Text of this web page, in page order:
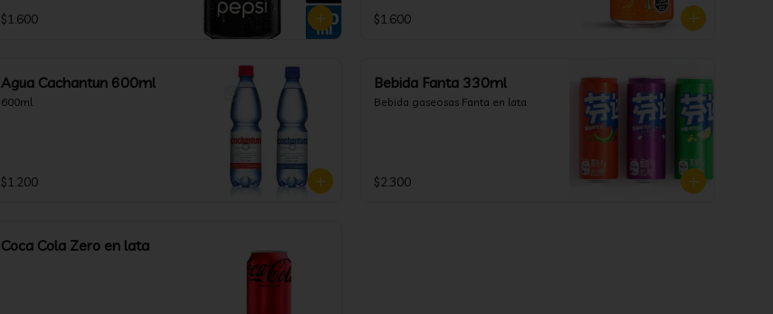
$1.600 $1.600
Agua Cachantun 600ml
600ml
$1.200
Bebida Fanta 330ml
Bebida gaseosas Fanta en lata.
$2.300
Coca Cola Zero en lata